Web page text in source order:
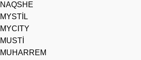
NAQSHE
MYSTİL
MYCITY
MUSTİ
MUHARREM